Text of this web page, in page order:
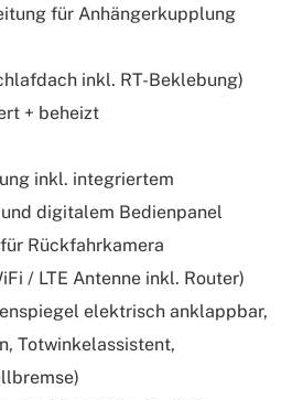
für Anhängerkupplung
inkl. RT-Beklebung)
+ beheizt
inkl. integriertem
digitalem Bedienpanel
Rückfahrkamera
/ LTE Antenne inkl. Router)
elektrisch anklappbar,
Totwinkelassistent,